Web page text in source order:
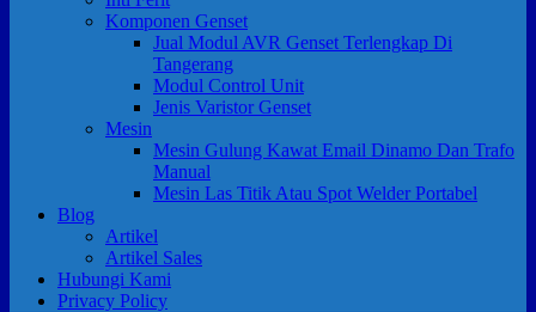
Komponen Genset
Jual Modul AVR Genset Terlengkap Di
Tangerang
Modul Control Unit
Jenis Varistor Genset
Mesin
Mesin Gulung Kawat Email Dinamo Dan Trafo
Manual
Mesin Las Titik Atau Spot Welder Portabel
Blog
Artikel
Artikel Sales
Hubungi Kami
Privacy Policy